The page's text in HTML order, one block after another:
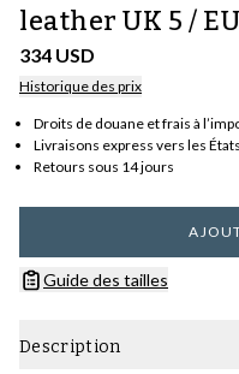
leather UK 5 /
334 USD
Historique des prix
Droits de douane et frais à
Livraisons express vers les
Retours sous 14 jours
Guide des tailles
Description